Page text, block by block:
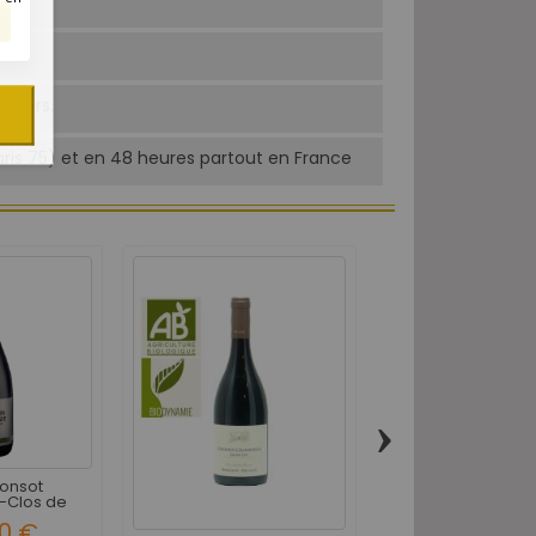
75) et en 48 heures partout en France
Clos de
›